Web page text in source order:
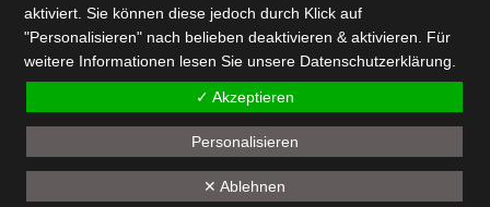
aktiviert. Sie können diese jedoch durch Klick auf
"Personalisieren" nach belieben deaktivieren & aktivieren. Für
weitere Informationen lesen Sie unsere Datenschutzerklärung.
✓ Akzeptieren
Personalisieren
✕ Ablehnen